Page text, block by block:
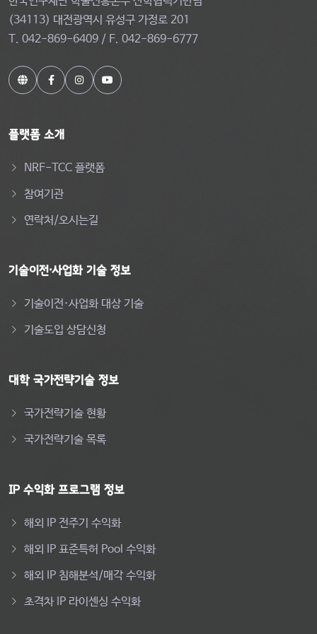
(34113) 대전광역시 유성구 가정로 201
T. 042-869-6409 / F. 042-869-6777
플랫폼 소개
NRF-TCC 플랫폼
참여기관
연락처/오시는길
기술이전·사업화 기술 정보
기술이전·사업화 대상 기술
기술도입 상담신청
대학 국가전략기술 정보
국가전략기술 현황
국가전략기술 목록
IP 수익화 프로그램 정보
해외 IP 전주기 수익화
해외 IP 표준특허 Pool 수익화
해외 IP 침해분석/매각 수익화
초격차 IP 라이센싱 수익화